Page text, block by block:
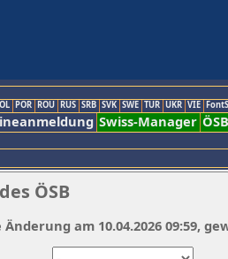
POR ROU RUS SRB SVK SWE TUR UKR VIE
Swiss-Manager ÖSB
ÖSB
Änderung am 10.04.2026 09:59,